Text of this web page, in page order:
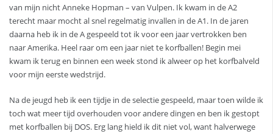
van mijn nicht Anneke Hopman – van Vulpen. Ik kwam in de A2
terecht maar mocht al snel regelmatig invallen in de A1. In de jaren
daarna heb ik in de A gespeeld tot ik voor een jaar vertrokken ben
naar Amerika. Heel raar om een jaar niet te korfballen! Begin mei
kwam ik terug en binnen een week stond ik alweer op het korfbalveld
voor mijn eerste wedstrijd.
Na de jeugd heb ik een tijdje in de selectie gespeeld, maar toen wilde ik
toch wat meer tijd overhouden voor andere dingen en ben ik gestopt
met korfballen bij DOS. Erg lang hield ik dit niet vol, want halverwege